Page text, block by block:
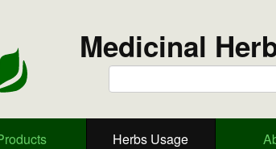
Medicinal
Herbs Usage